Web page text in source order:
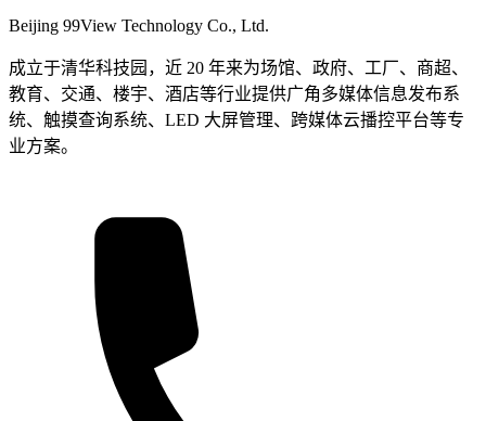
Beijing 99View Technology Co., Ltd.
成立于清华科技园，近 20 年来为场馆、政府、工厂、商超、
教育、交通、楼宇、酒店等行业提供广角多媒体信息发布系
统、触摸查询系统、LED 大屏管理、跨媒体云播控平台等专
业方案。